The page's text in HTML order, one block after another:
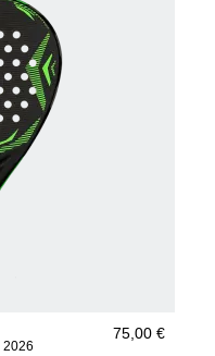
2026
75,00 €